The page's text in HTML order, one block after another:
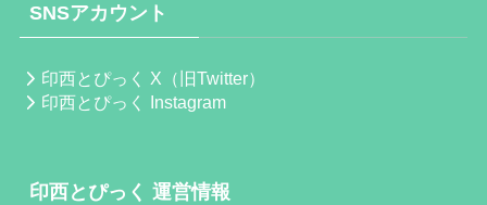
SNSアカウント
印西とぴっく X（旧Twitter）
印西とぴっく Instagram
印西とぴっく 運営情報